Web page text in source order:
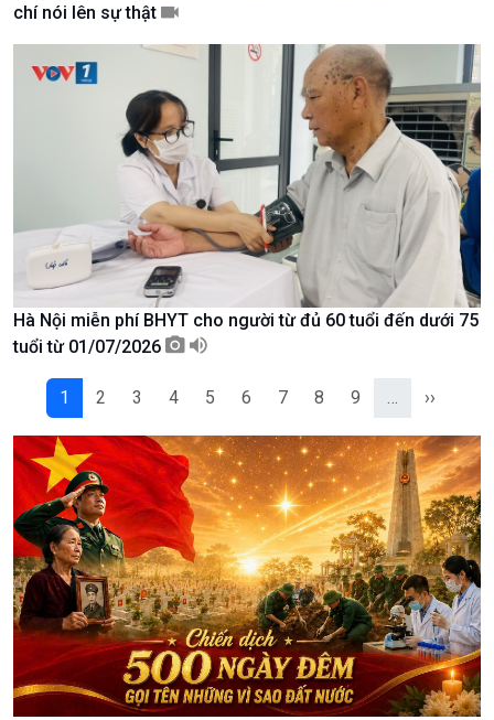
Podcast
Góc nhìn VOV1
10 phút Sự kiện - Luận bàn
Dòng chảy sự kiện
Đối thoại
Diễn đàn chủ nhật
Chuyện đêm
chí nói lên sự thật
Hà Nội miễn phí BHYT cho người từ đủ 60 tuổi đến dưới 75
tuổi từ 01/07/2026
1 2 3 4 5 6 7 8 9 ››